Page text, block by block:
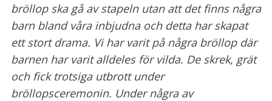
bröllop ska gå av stapeln utan att det finns några
barn bland våra inbjudna och detta har skapat
ett stort drama. Vi har varit på några bröllop där
barnen har varit alldeles för vilda. De skrek, grät
och fick trotsiga utbrott under
bröllopsceremonin. Under några av